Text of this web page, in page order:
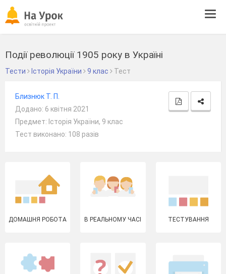
Події революції 1905 року в Україні
Тести Історія України 9 клас Тест
Близнюк Т. П.
Додано: 6 квітня 2021
Предмет: Історія України, 9 клас
Тест виконано: 108 разів
ДОМАШНЯ РОБОТА В РЕАЛЬНОМУ ЧАСІ ТЕСТУВАННЯ